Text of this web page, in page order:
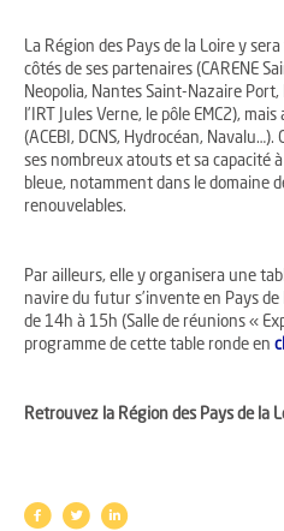
La Région des Pays de la Loire y
côtés de ses partenaires (CARENE
Neopolia, Nantes Saint-Nazaire
l’IRT Jules Verne, le pôle EMC2),
(ACEBI, DCNS, Hydrocéan, Navalu…).
ses nombreux atouts et sa capacité
bleue, notamment dans le domaine
renouvelables.
Par ailleurs, elle y organisera une
navire du futur s’invente en Pays
de 14h à 15h (Salle de réunions «
programme de cette table ronde en
Retrouvez la Région des Pays de la